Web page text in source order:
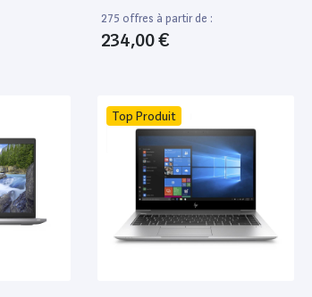
275 offres à partir de :
234,00 €
Top Produit